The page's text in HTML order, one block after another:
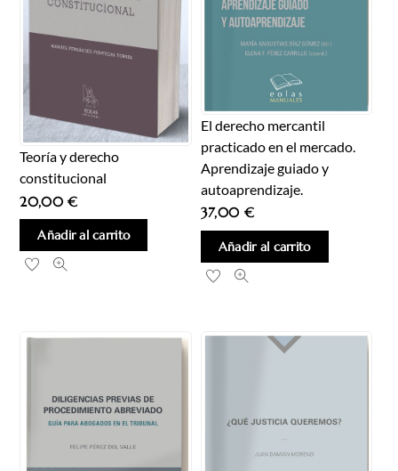
Teoría y derecho
constitucional
20,00€
Añadir al carrito
El derecho mercantil
practicado en el mercado.
Aprendizaje guiado y
autoaprendizaje.
37,00 €
Añadir al carrito